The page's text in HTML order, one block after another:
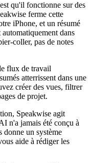
qu'il fonctionne sur des
ferme cette
iPhone, et un résumé
dans
coller, pas de notes
flux de travail
atterrissent dans une
créer des vues, filtrer
de projet.
Speakwise agit
n'a jamais été conçu à
donne un système
aide à rédiger les